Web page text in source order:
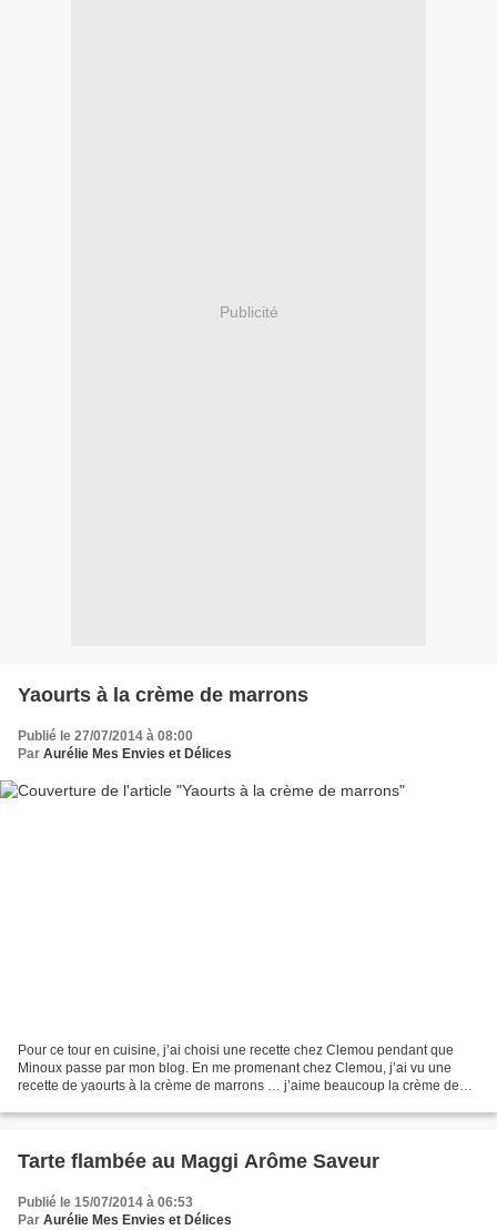
Publicité
Yaourts à la crème de marrons
Publié le 27/07/2014 à 08:00
Par Aurélie Mes Envies et Délices
Pour ce tour en cuisine, j’ai choisi une recette chez Clemou pendant que
Minoux passe par mon blog. En me promenant chez Clemou, j’ai vu une
recette de yaourts à la crème de marrons … j’aime beaucoup la crème de
Tarte flambée au Maggi Arôme Saveur
Publié le 15/07/2014 à 06:53
Par Aurélie Mes Envies et Délices